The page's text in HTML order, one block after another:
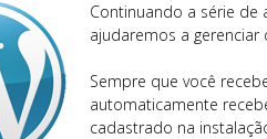
Continuando a série de
ajudaremos a
Sempre que você
automaticamente
cadastrado na